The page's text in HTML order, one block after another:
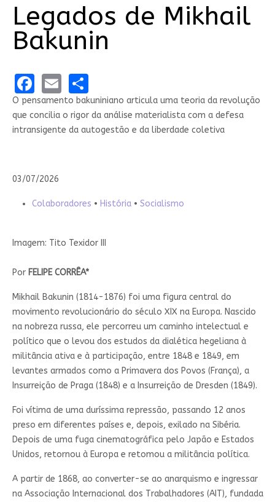
Legados de Mikhail
Bakunin
Facebook
EmailShare
O pensamento bakuniniano articula uma teoria da revolução
que concilia o rigor da análise materialista com a defesa
intransigente da autogestão e da liberdade coletiva
03/07/2026
Colaboradores • História• Socialismo
Imagem: Tito Texidor III
Por FELIPE CORRÊA*
Mikhail Bakunin (1814-1876) foi uma figura central do
movimento revolucionário do século XIX na Europa. Nascido
na nobreza russa, ele percorreu um caminho intelectual e
político que o levou dos estudos da dialética hegeliana à
militância ativa e à participação, entre 1848 e 1849, em
levantes armados como a Primavera dos Povos (França), a
Insurreição de Praga (1848) e a Insurreição de Dresden (1849).
Foi vítima de uma duríssima repressão, passando 12 anos
preso em diferentes países e, depois, exilado na Sibéria.
Depois de uma fuga cinematográfica pelo Japão e Estados
Unidos, retornou à Europa e retomou a militância política.
A partir de 1868, ao converter-se ao anarquismo e ingressar
na Associação Internacional dos Trabalhadores (AIT), fundada